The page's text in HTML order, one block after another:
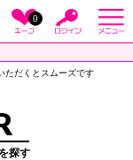
0
ただくとスムーズです
探す